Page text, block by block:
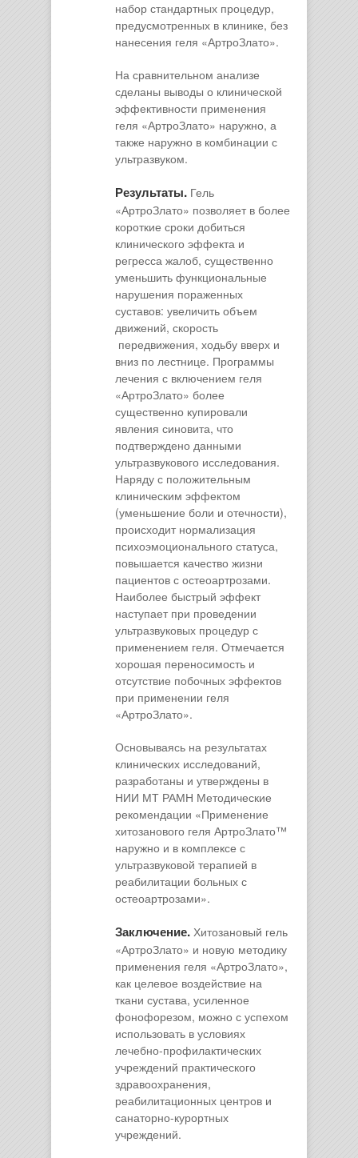
набор стандартных процедур,
предусмотренных в клинике, без
нанесения геля «АртроЗлато».
На сравнительном анализе
сделаны выводы о клинической
эффективности применения
геля «АртроЗлато» наружно, а
также наружно в комбинации с
ультразвуком.
Результаты. Гель
«АртроЗлато» позволяет в более
короткие сроки добиться
клинического эффекта и
регресса жалоб, существенно
уменьшить функциональные
нарушения пораженных
суставов: увеличить объем
движений, скорость
передвижения, ходьбу вверх и
вниз по лестнице. Программы
лечения с включением геля
«АртроЗлато» более
существенно купировали
явления синовита, что
подтверждено данными
ультразвукового исследования.
Наряду с положительным
клиническим эффектом
(уменьшение боли и отечности),
происходит нормализация
психоэмоционального статуса,
повышается качество жизни
пациентов с остеоартрозами.
Наиболее быстрый эффект
наступает при проведении
ультразвуковых процедур с
применением геля. Отмечается
хорошая переносимость и
отсутствие побочных эффектов
при применении геля
«АртроЗлато».
Основываясь на результатах
клинических исследований,
разработаны и утверждены в
НИИ МТ РАМН Методические
рекомендации «Применение
хитозанового геля АртроЗлато™
наружно и в комплексе с
ультразвуковой терапией в
реабилитации больных с
остеоартрозами».
Заключение. Хитозановый гель
«АртроЗлато» и новую методику
применения геля «АртроЗлато»,
как целевое воздействие на
ткани сустава, усиленное
фонофорезом, можно с успехом
использовать в условиях
лечебно-профилактических
учреждений практического
здравоохранения,
реабилитационных центров и
санаторно-курортных
учреждений.